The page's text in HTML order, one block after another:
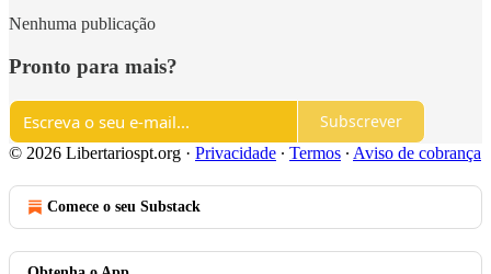
Nenhuma publicação
Pronto para mais?
Subscrever
© 2026 Libertariospt.org · Privacidade ∙ Termos ∙ Aviso de cobrança
Comece o seu Substack